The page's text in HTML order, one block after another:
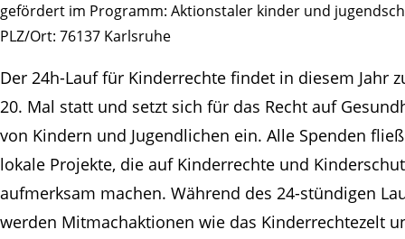
gefördert im Programm: Aktionstaler kinder und
PLZ/Ort: 76137 Karlsruhe
Der 24h-Lauf für Kinderrechte findet in diesem Jahr
20. Mal statt und setzt sich für das Recht auf
von Kindern und Jugendlichen ein. Alle Spenden
lokale Projekte, die auf Kinderrechte und
aufmerksam machen. Während des 24-stündigen
werden Mitmachaktionen wie das Kinderrechtezelt